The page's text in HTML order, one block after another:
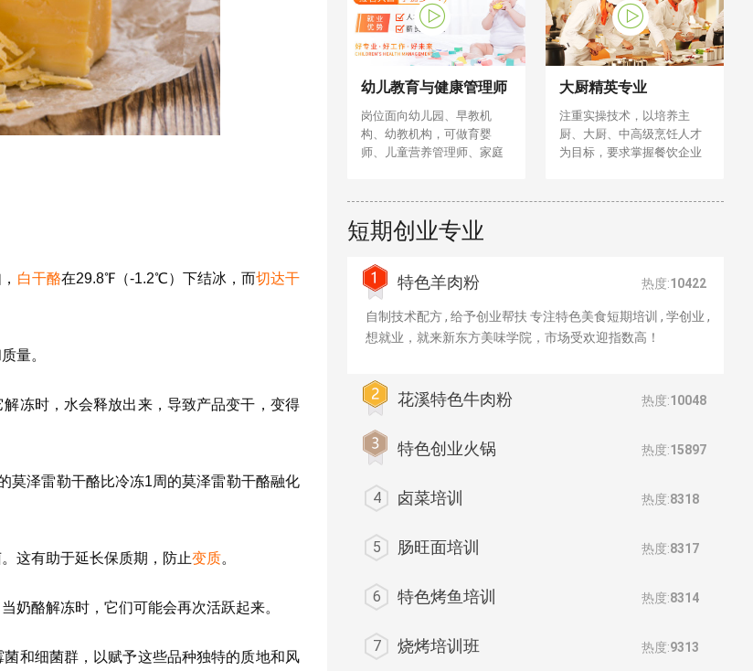
白干酪在29.8℉（-1.2℃）下结冰，而切达干
量。
冻时，水会释放出来，导致产品变干，变得
莫泽雷勒干酪比冷冻1周的莫泽雷勒干酪融化
这有助于延长保质期，防止变质。
奶酪解冻时，它们可能会再次活跃起来。
和细菌群，以赋予这些品种独特的质地和风
幼儿教育与健康管理师
岗位面向幼儿园、早教机
构、幼教机构，可做育婴
师、儿童营养管理师、家庭
大厨精英专业
注重实操技术，以培养主
厨、大厨、中高级烹饪人才
为目标，要求掌握餐饮企业
短期创业专业
特色羊肉粉 热度:10422
自制技术配方 , 给予创业帮扶 专注特色美食短期培训 , 学创业 ,
想就业，就来新东方美味学院，市场受欢迎指数高！
花溪特色牛肉粉 热度:10048
特色创业火锅 热度:15897
4 卤菜培训 热度:8318
5 肠旺面培训 热度:8317
6 特色烤鱼培训 热度:8314
7 烧烤培训班 热度:9313